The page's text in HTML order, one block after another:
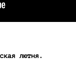
лютня.